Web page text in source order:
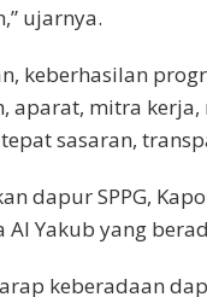
ujarnya.
keberhasilan
aparat, mitra
sasaran,
dapur SPPG,
Yakub yang
keberadaan